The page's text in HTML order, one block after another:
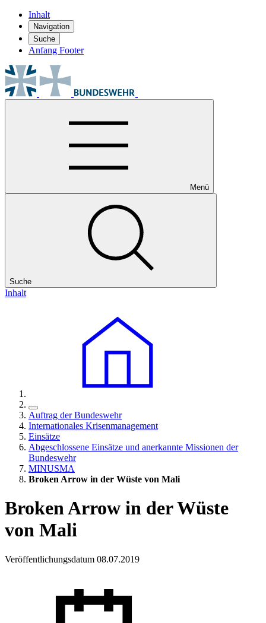
Inhalt
Navigation
Suche
Anfang Footer
Menü
Suche
Inhalt
Auftrag der Bundeswehr
Internationales Krisenmanagement
Einsätze
Abgeschlossene Einsätze und anerkannte Missionen der
Bundeswehr
MINUSMA
Broken Arrow in der Wüste von Mali
Broken Arrow in der Wüste
von Mali
Veröffentlichungsdatum 08.07.2019